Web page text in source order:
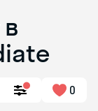
0